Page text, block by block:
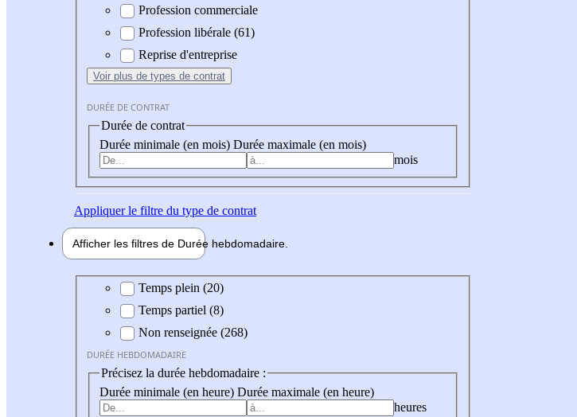
Profession commerciale
Profession libérale (61)
Reprise d'entreprise
Voir plus de types de contrat
DURÉE DE CONTRAT
Durée de contrat
Durée minimale (en mois) Durée maximale (en mois)
mois
Appliquerle filtre du type de contrat
Afficher les filtres de Durée hebdomadaire
Durée hebdomadaire
Temps plein (20)
Temps partiel (8)
Non renseignée (268)
DURÉE HEBDOMADAIRE
Précisez la durée hebdomadaire :
Durée minimale (en heure) Durée maximale (en heure)
heures